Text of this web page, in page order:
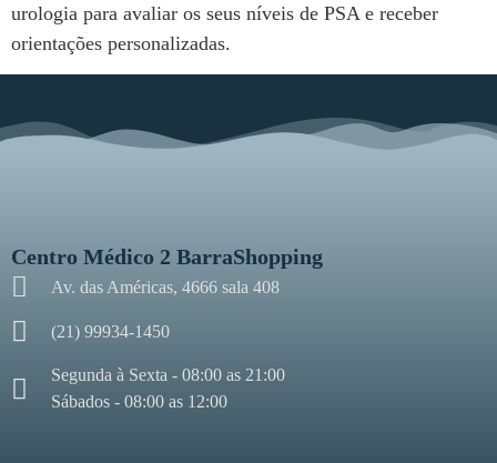
urologia para avaliar os seus níveis de PSA e receber
orientações personalizadas.
Centro Médico 2 BarraShopping
Av. das Américas, 4666 sala 408
(21) 99934-1450
Segunda à Sexta - 08:00 as 21:00
Sábados - 08:00 as 12:00